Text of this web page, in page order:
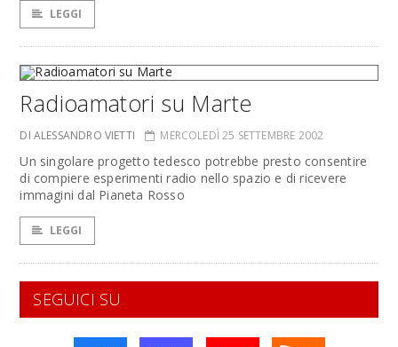
LEGGI
Radioamatori su Marte
DI ALESSANDRO VIETTI MERCOLEDÌ 25 SETTEMBRE 2002
Un singolare progetto tedesco potrebbe presto consentire
di compiere esperimenti radio nello spazio e di ricevere
immagini dal Pianeta Rosso
LEGGI
SEGUICI SU